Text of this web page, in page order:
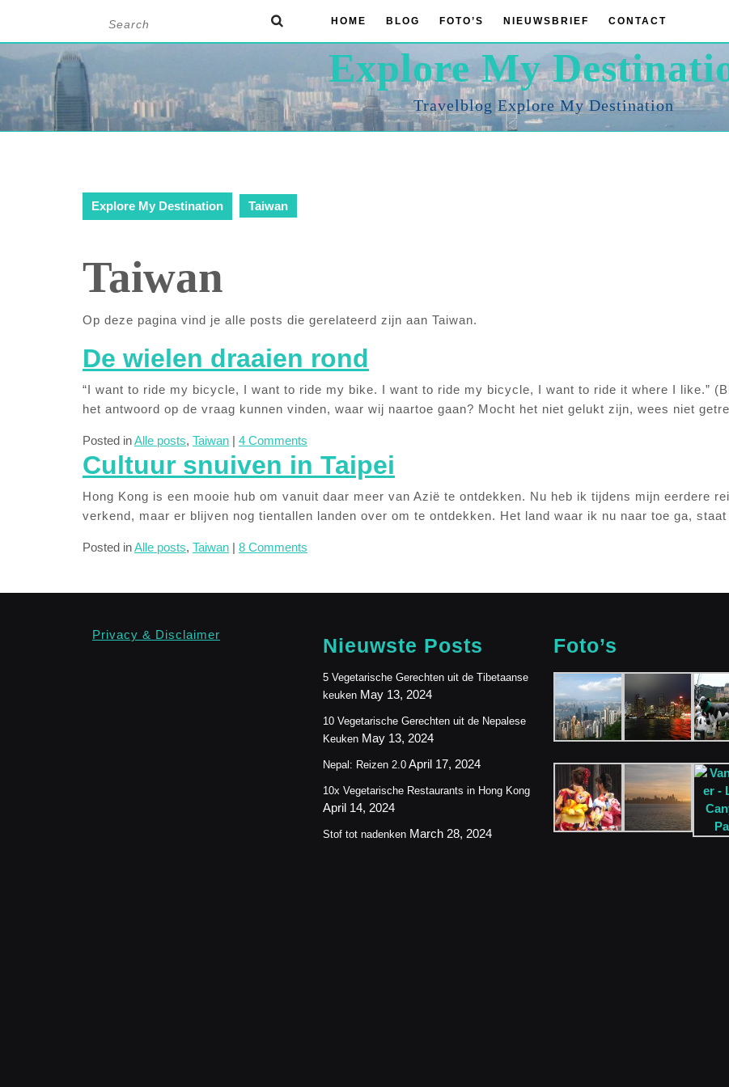
content
HOME BLOG FOTO’S NIEUWSBRIEF CONTACT
Explore My
Travelblog Explore My Destination
Explore My Destination Taiwan
Taiwan
Op deze pagina vind je alle posts die gerelateerd zijn aan Taiwan.
De wielen draaien rond
“I want to ride my bicycle, I want to ride my bike. I want to ride my bicycle, I want to ride it where I like.”
het antwoord op de vraag kunnen vinden, waar wij naartoe gaan? Mocht het niet gelukt zijn, wees niet
Posted inAlle posts, Taiwan | 4 Comments
Cultuur snuiven in Taipei
Hong Kong is een mooie hub om vanuit daar meer van Azië te ontdekken. Nu heb ik tijdens mijn eerdere
verkend, maar er blijven nog tientallen landen over om te ontdekken. Het land waar ik nu naar toe ga,
Posted inAlle posts, Taiwan | 8 Comments
Privacy & Disclaimer Nieuwste Posts
5 Vegetarische Gerechten uit de Tibetaanse
keuken May 13, 2024
10 Vegetarische Gerechten uit de Nepalese
Keuken May 13, 2024
Nepal: Reizen 2.0 April 17, 2024
10x Vegetarische Restaurants in Hong Kong
April 14, 2024
Stof tot nadenken March 28, 2024
Foto’s